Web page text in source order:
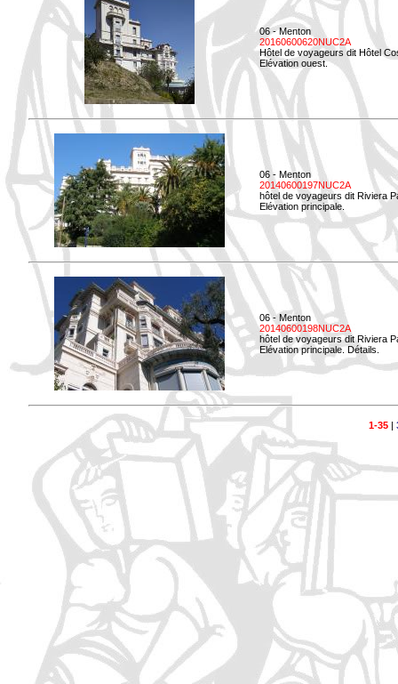
06 - Menton
20160600620NUC2A
Hôtel de voyageurs dit Hôtel
Elévation ouest.
06 - Menton
20140600197NUC2A
hôtel de voyageurs dit Riviera
Elévation principale.
06 - Menton
20140600198NUC2A
hôtel de voyageurs dit Riviera
Elévation principale. Détails.
1-35|